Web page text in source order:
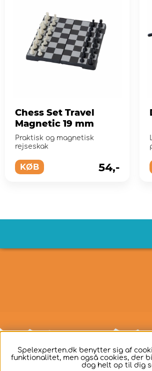
Chess Set Travel
Magnetic 19 mm
Praktisk og magnetisk
rejseskak
KØB 54,-
Spelexperten.dk benytter sig af
funktionalitet, men også cookies, der
dog helt op til dig